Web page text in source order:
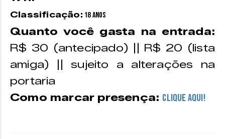
Classificação: 18 anos
Quanto você gasta na entrada:
R$ 30 (antecipado) || R$ 20 (lista
amiga) || sujeito a alterações na
portaria
Como marcar presença: CLIQUE AQUI!